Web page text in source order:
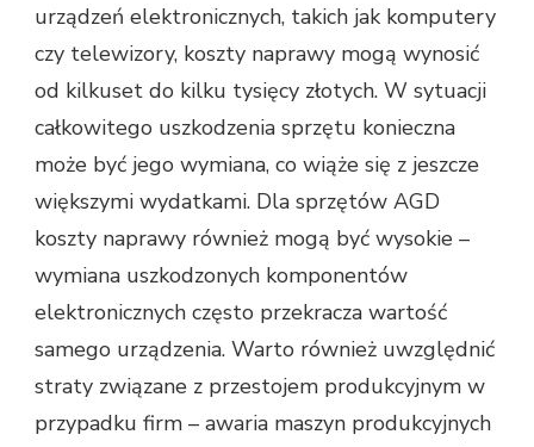
urządzeń elektronicznych, takich jak komputery
czy telewizory, koszty naprawy mogą wynosić
od kilkuset do kilku tysięcy złotych. W sytuacji
całkowitego uszkodzenia sprzętu konieczna
może być jego wymiana, co wiąże się z jeszcze
większymi wydatkami. Dla sprzętów AGD
koszty naprawy również mogą być wysokie –
wymiana uszkodzonych komponentów
elektronicznych często przekracza wartość
samego urządzenia. Warto również uwzględnić
straty związane z przestojem produkcyjnym w
przypadku firm – awaria maszyn produkcyjnych